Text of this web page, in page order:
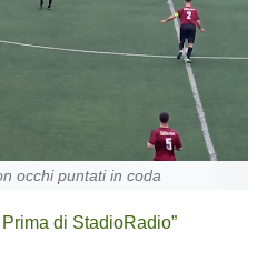
occhi puntati in coda
di StadioRadio”